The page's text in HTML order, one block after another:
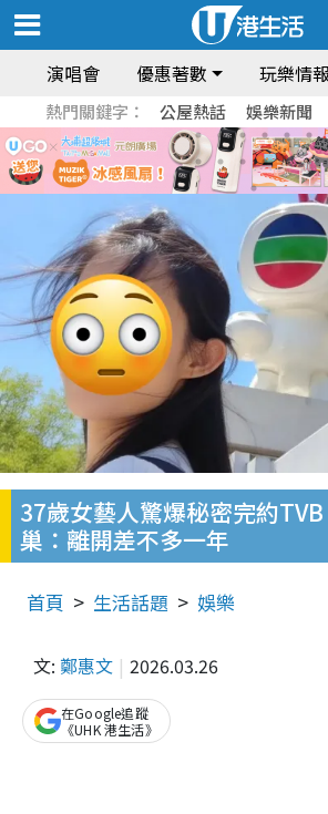
演唱會 優惠著數 玩樂情報
熱門關鍵字： 公屋熱話 娛樂新聞
37歲女藝人驚爆秘密完約
巢：離開差不多一年
首頁 生活話題 娛樂
文: 鄭惠文 2026.03.26
在Google追蹤
《UHK 港生活》